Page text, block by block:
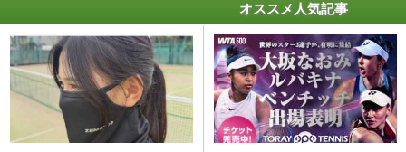
オススメ人気記事